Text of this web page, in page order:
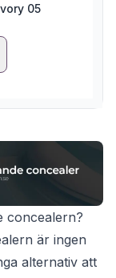
05
concealern?
är ingen
alternativ att